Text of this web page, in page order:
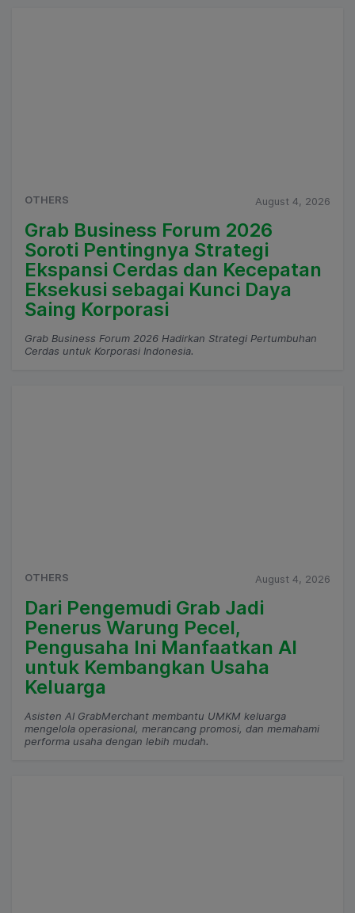
OTHERS August 4, 2026
Grab Business Forum 2026
Soroti Pentingnya Strategi
Ekspansi Cerdas dan Kecepatan
Eksekusi sebagai Kunci Daya
Saing Korporasi
Grab Business Forum 2026 Hadirkan Strategi Pertumbuhan
Cerdas untuk Korporasi Indonesia.
OTHERS August 4, 2026
Dari Pengemudi Grab Jadi
Penerus Warung Pecel,
Pengusaha Ini Manfaatkan AI
untuk Kembangkan Usaha
Keluarga
Asisten AI GrabMerchant membantu UMKM keluarga
mengelola operasional, merancang promosi, dan memahami
performa usaha dengan lebih mudah.